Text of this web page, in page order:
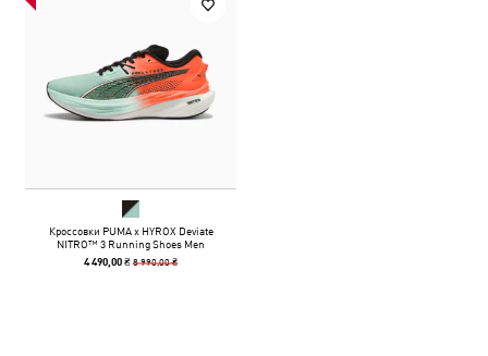
Кроссовки PUMA x HYROX Deviate
NITRO™ 3 Running Shoes Men
4 490,00 ₴8 990,00 ₴